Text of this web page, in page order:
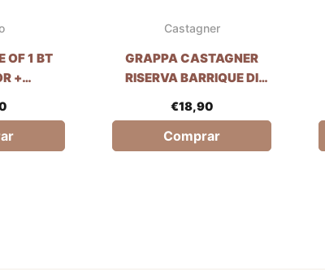
OF 1 BT
+
Castagner
GRAPPA CASTAGNER
RISERVA BARRIQUE DI
€18,90
Comprar